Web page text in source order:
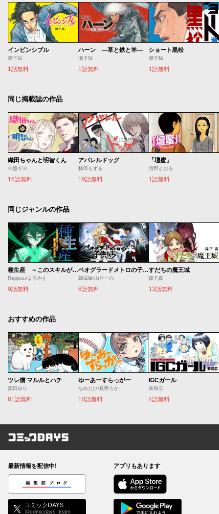
インビンシブル
瀬下猛
1話無料
ハーン ―草と鉄と羊―
瀬下猛
1話無料
ショート黒松
瀬下猛
1話無料
同じ掲載誌の作品
織田ちゃんと明智くん
常盤ギヨ
16話無料
アパレルドッグ
林田もずる
19話無料
「壇蜜」
清野とおる
1話無料
同じジャンルの作品
種生産 ～このスキルがチートだとまだ誰も気付いていない～
Reppuu/まるやす
9話無料
ベオグラードメトロの子供たち
隷蔵庫/山座一心
6話無料
すだちの魔王城
森下真
13話無料
おすすめの作品
ツレ猫 マルルとハチ
園田ゆり
81話無料
ゆーあーすらっがー
なめたけ/真野ろか
10話無料
IGCガール
東和広
4話無料
コミックDAYS
最新情報を配信中!
編集部ブログ
コミックDAYS
@comicdays_team
アプリもあります